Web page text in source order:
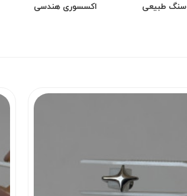
سنگ طبیعی اکسسوری هندسی